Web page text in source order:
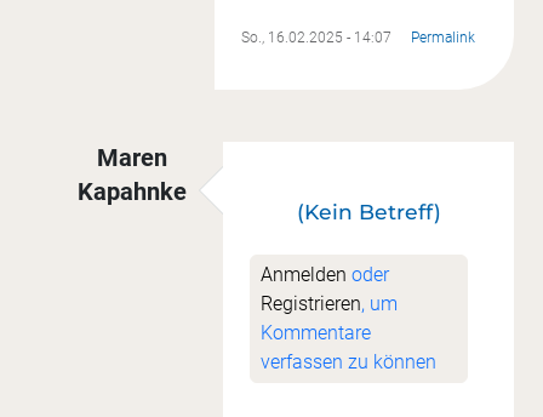
So., 16.02.2025 - 14:07 Permalink
Maren
Kapahnke
Katrin Getto
(Kein Betreff)
Anmelden oder
Registrieren, um
Kommentare
verfassen zu können